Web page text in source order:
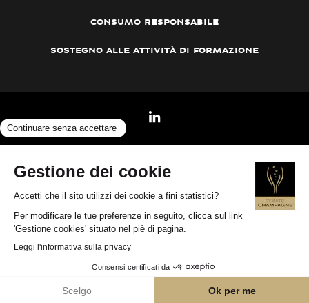
consumo responsabile
sostegno alle attività di formazione
Gestione cookies — Disclaimer
Concours Champagne Spécialiste
Confidenzialità e dati personali
www.champagne.fr
Made with love by Studio Meta
L'abuso di alcol è pericoloso per la salute, consumare con
moderazione | Visita il sitowww.vinetsociete.fr